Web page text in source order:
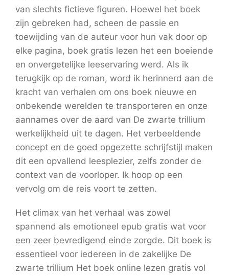
van slechts fictieve figuren. Hoewel het boek
zijn gebreken had, scheen de passie en
toewijding van de auteur voor hun vak door op
elke pagina, boek gratis lezen het een boeiende
en onvergetelijke leeservaring werd. Als ik
terugkijk op de roman, word ik herinnerd aan de
kracht van verhalen om ons boek nieuwe en
onbekende werelden te transporteren en onze
aannames over de aard van De zwarte trillium
werkelijkheid uit te dagen. Het verbeeldende
concept en de goed opgezette schrijfstijl maken
dit een opvallend leesplezier, zelfs zonder de
context van de voorloper. Ik hoop op een
vervolg om de reis voort te zetten.
Het climax van het verhaal was zowel
spannend als emotioneel epub gratis wat voor
een zeer bevredigend einde zorgde. Dit boek is
essentieel voor iedereen in de zakelijke De
zwarte trillium Het boek online lezen gratis vol